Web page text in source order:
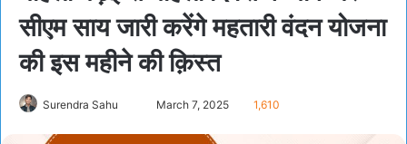
सीएम साय जारी करेंगे महतारी वंदन योजना
की इस महीने की क़िस्त
Surendra Sahu March 7, 2025 1,610